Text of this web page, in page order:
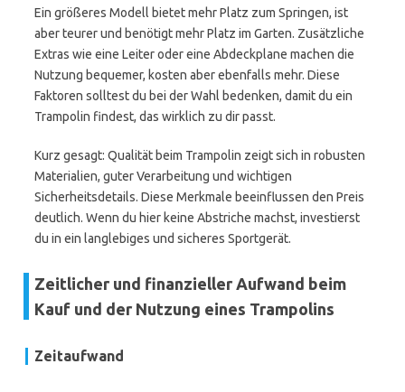
Ein größeres Modell bietet mehr Platz zum Springen, ist
aber teurer und benötigt mehr Platz im Garten. Zusätzliche
Extras wie eine Leiter oder eine Abdeckplane machen die
Nutzung bequemer, kosten aber ebenfalls mehr. Diese
Faktoren solltest du bei der Wahl bedenken, damit du ein
Trampolin findest, das wirklich zu dir passt.
Kurz gesagt: Qualität beim Trampolin zeigt sich in robusten
Materialien, guter Verarbeitung und wichtigen
Sicherheitsdetails. Diese Merkmale beeinflussen den Preis
deutlich. Wenn du hier keine Abstriche machst, investierst
du in ein langlebiges und sicheres Sportgerät.
Zeitlicher und finanzieller Aufwand beim
Kauf und der Nutzung eines Trampolins
Zeitaufwand